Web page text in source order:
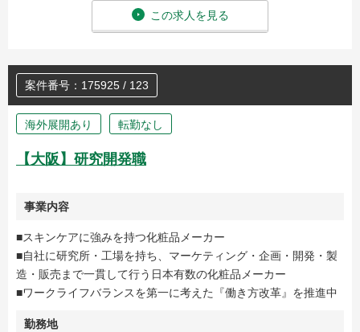
この求人を見る
案件番号：175925 / 123
海外展開あり 転勤なし
【大阪】研究開発職
事業内容
■スキンケアに強みを持つ化粧品メーカー
■自社に研究所・工場を持ち、マーケティング・企画・開発・製
造・販売まで一貫して行う日本有数の化粧品メーカー
■ワークライフバランスを第一に考えた『働き方改革』を推進中
勤務地